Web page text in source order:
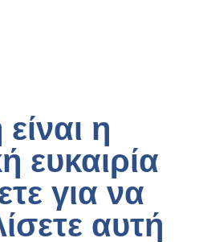
η
ευκαιρία
για να
αυτή